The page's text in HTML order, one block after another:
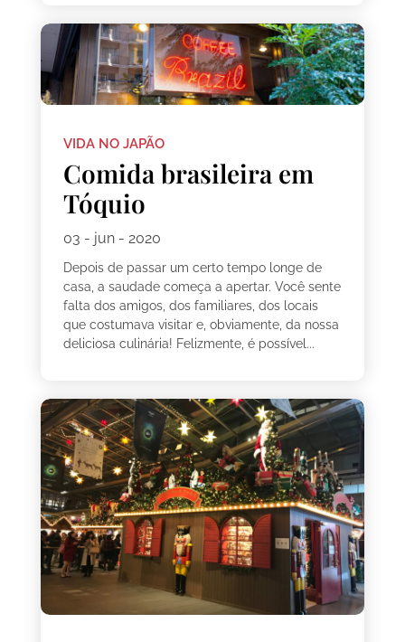
VIDA NO JAPÃO
Comida brasileira em
Tóquio
03 - jun - 2020
Depois de passar um certo tempo longe de
casa, a saudade começa a apertar. Você sente
falta dos amigos, dos familiares, dos locais
que costumava visitar e, obviamente, da nossa
deliciosa culinária! Felizmente, é possível...